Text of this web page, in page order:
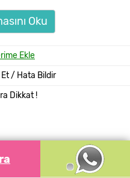
Oku
Ekle
Et / Hata Bildir
Dikkat !